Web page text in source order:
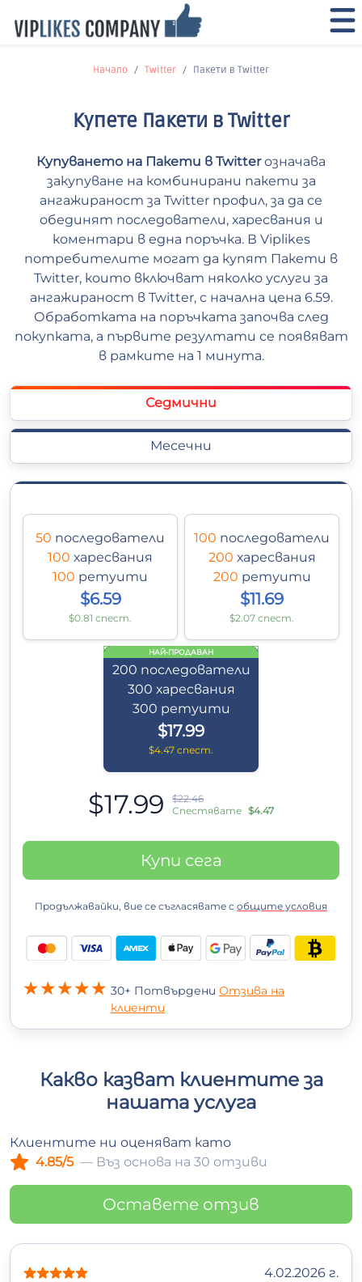
Начало Twitter Пакети в Twitter
Купете Пакети в Twitter
Купуването на Пакети в Twitterозначава
закупуване на комбинирани пакети за
ангажираност за Twitter профил, за да се
обединят последователи, харесвания и
коментари в една поръчка. В Viplikes
потребителите могат да купят Пакети в
Twitter, които включват няколко услуги за
ангажираност в Twitter, с начална цена 6.59.
Обработката на поръчката започва след
покупката, а първите резултати се появяват
в рамките на 1 минута.
Седмични
Месечни
50 последователи
100 харесвания
100 ретуити
$6.59
$0.81 спест.
100 последователи
200 харесвания
200 ретуити
$11.69
$2.07 спест.
НАЙ-ПРОДАВАН
200 последователи
300 харесвания
300 ретуити
$17.99
$4.47 спест.
$17.99
$22.46
Спестявате $4.47
Купи сега
Продължавайки, вие се съгласявате с общите условия
30+ Потвърдени Отзива на
клиенти
Какво казват клиентите за
нашата услуга
Клиентите ни оценяват като
4.85/5 — Въз основа на 30 отзиви
Оставете отзив
4.02.2026 г.